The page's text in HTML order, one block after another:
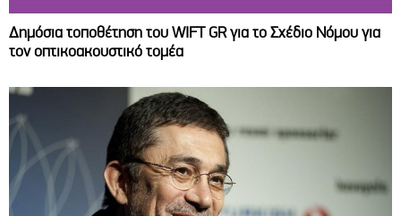
Δημόσια τοποθέτηση του WIFT GR για το Σχέδιο Νόμου για
τον οπτικοακουστικό τομέα